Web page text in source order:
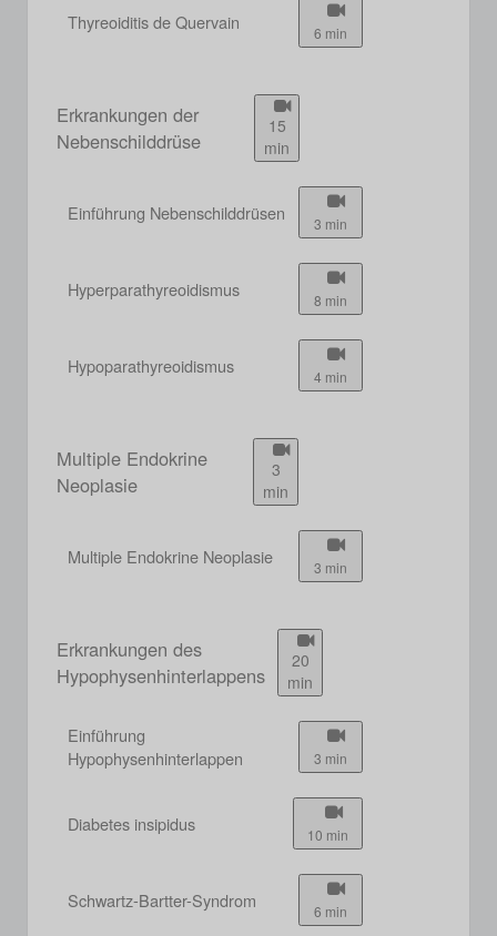
Thyreoiditis de Quervain 6 min
Erkrankungen der
Nebenschilddrüse
15
min
Einführung Nebenschilddrüsen 3 min
Hyperparathyreoidismus 8 min
Hypoparathyreoidismus 4 min
Multiple Endokrine
Neoplasie
3
min
Multiple Endokrine Neoplasie 3 min
Erkrankungen des
Hypophysenhinterlappens
20
min
Einführung
Hypophysenhinterlappen
3 min
Diabetes insipidus 10 min
Schwartz-Bartter-Syndrom 6 min